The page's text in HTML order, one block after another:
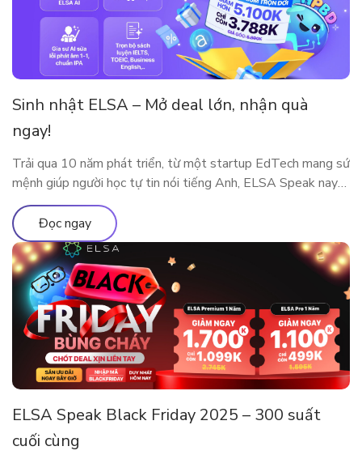
Sinh nhật ELSA – Mở deal lớn, nhận quà
ngay!
Trải qua 10 năm phát triển, từ một startup EdTech mang sứ
mệnh giúp người học tự tin nói tiếng Anh, ELSA Speak nay
đã trở thành nền tảng luyện phát âm và giao tiếp ứng dụng
AI được hàng triệu người dùng tại nhiều quốc gia tin tưởng
lựa chọn. Cột mốc 10 năm […]
Đọc ngay
ELSA Speak Black Friday 2025 – 300 suất
cuối cùng